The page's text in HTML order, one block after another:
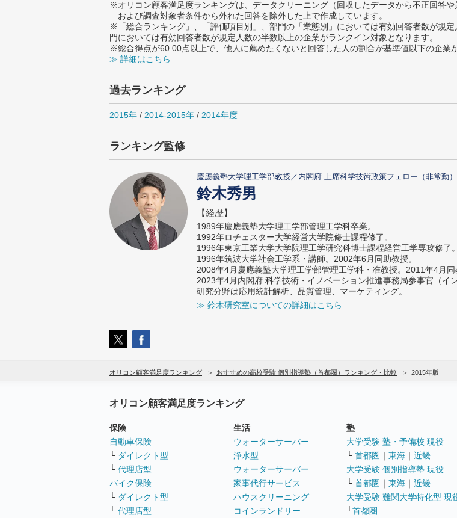
※オリコン顧客満足度ランキングは、データクリーニング（回収したデータから不正回答や
および調査対象者条件から外れた回答を除外した上で作成しています。
※「総合ランキング」、「評価項目別」、部門の「業態別」においては有効回答者数が規
門においては有効回答者数が規定人数の半数以上の企業がランクイン対象となります。
※総合得点が60.00点以上で、他人に薦めたくないと回答した人の割合が基準値以下の企業
≫ 詳細はこちら
過去ランキング
2015年 / 2014-2015年 / 2014年度
ランキング監修
慶應義塾大学理工学部教授／内閣府 上席科学技術政策フェロー（非常勤）
鈴木秀男
【経歴】
1989年慶應義塾大学理工学部管理工学科卒業。
1992年ロチェスター大学経営大学院修士課程修了。
1996年東京工業大学大学院理工学研究科博士課程経営工学専攻修了
1996年筑波大学社会工学系・講師。2002年6月同助教授。
2008年4月慶應義塾大学理工学部管理工学科・准教授。2011年4月同
2023年4月内閣府 科学技術・イノベーション推進事務局参事官（イ
研究分野は応用統計解析、品質管理、マーケティング。
≫ 鈴木研究室についての詳細はこちら
オリコン顧客満足度ランキング おすすめの高校受験 個別指導塾（首都圏）ランキング・比較 2015年版
オリコン顧客満足度ランキング
保険
自動車保険
└ ダイレクト型
└ 代理店型
バイク保険
└ ダイレクト型
└ 代理店型
生活
ウォーターサーバー
浄水型
ウォーターサーバー
家事代行サービス
ハウスクリーニング
コインランドリー
塾
大学受験 塾・予備校 現役
└ 首都圏 ｜ 東海 ｜ 近畿
大学受験 個別指導塾 現役
└ 首都圏 ｜ 東海 ｜ 近畿
大学受験 難関大学特化型 現
└首都圏